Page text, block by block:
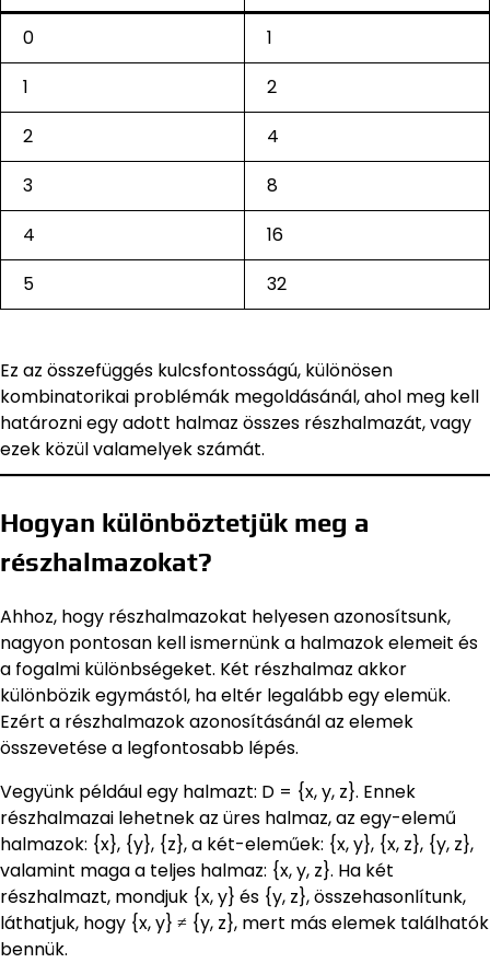
0
1
1
2
2
4
3
8
4
16
5
32
Ez az összefüggés kulcsfontosságú, különösen
kombinatorikai problémák megoldásánál, ahol meg kell
határozni egy adott halmaz összes részhalmazát, vagy
ezek közül valamelyek számát.
Hogyan különböztetjük meg a
részhalmazokat?
Ahhoz, hogy részhalmazokat helyesen azonosítsunk,
nagyon pontosan kell ismernünk a halmazok elemeit és
a fogalmi különbségeket. Két részhalmaz akkor
különbözik egymástól, ha eltér legalább egy elemük.
Ezért a részhalmazok azonosításánál az elemek
összevetése a legfontosabb lépés.
Vegyünk például egy halmazt: D = {x, y, z}. Ennek
részhalmazai lehetnek az üres halmaz, az egy-elemű
halmazok: {x}, {y}, {z}, a két-eleműek: {x, y}, {x, z}, {y, z},
valamint maga a teljes halmaz: {x, y, z}. Ha két
részhalmazt, mondjuk {x, y} és {y, z}, összehasonlítunk,
láthatjuk, hogy {x, y} ≠ {y, z}, mert más elemek találhatók
bennük.